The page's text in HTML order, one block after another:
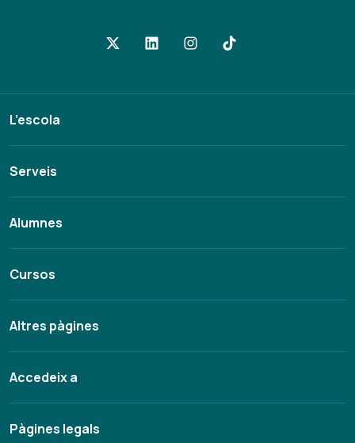
L’escola
Serveis
Alumnes
Cursos
Altres pàgines
Accedeix a
Pàgines legals